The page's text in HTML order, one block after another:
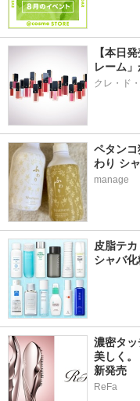
【本日
レーム」
クレ・ド
ペタン
わり シ
manage
皮脂テ
シャバ
濃密タッ
美しく。
新発売
ReFa